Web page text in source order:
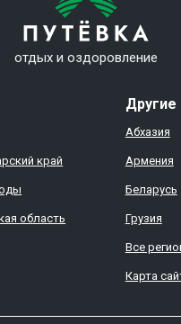
отдых и оздоровление
край
область
Другие
Абхазия
Армения
Беларусь
Грузия
Все
Карта